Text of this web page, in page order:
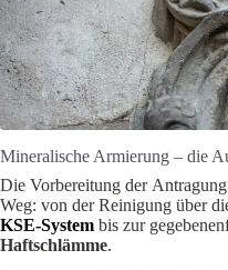
Mineralische Armierung – die
Die Vorbe­reitung der
Weg: von der Reinigung über
KSE-System bis zur
Haftschlämme.